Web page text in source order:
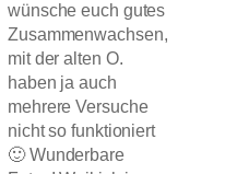
wünsche euch gutes
Zusammenwachsen,
mit der alten O.
haben ja auch
mehrere Versuche
nicht so funktioniert
🙂 Wunderbare